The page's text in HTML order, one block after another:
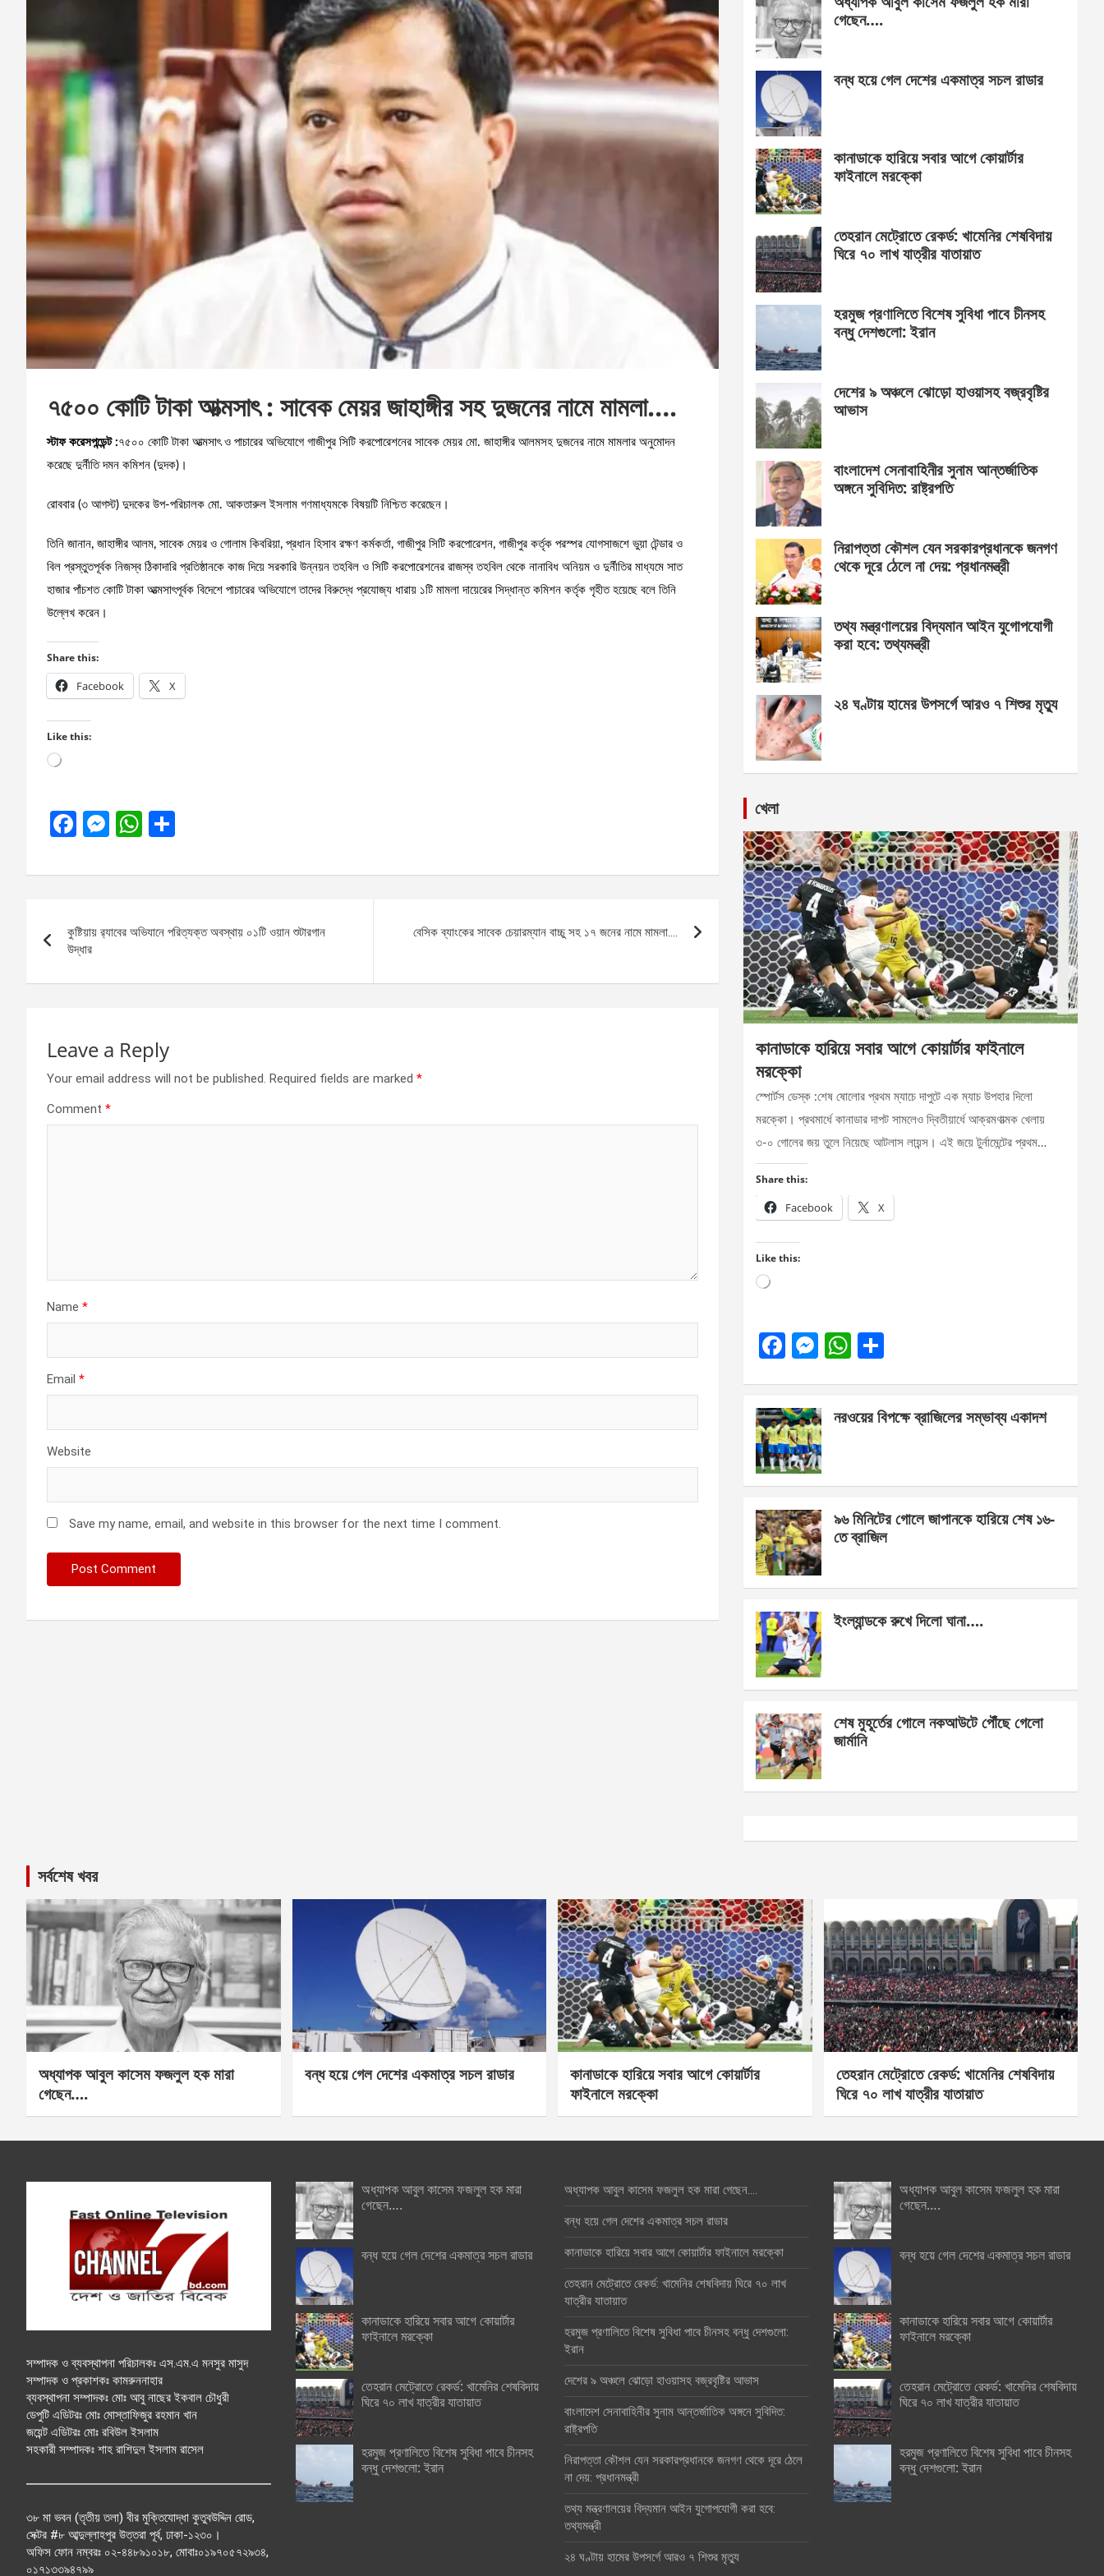
৭৫০০ কোটি টাকা আত্মসাৎ : সাবেক মেয়র জাহাঙ্গীর সহ দুজনের নামে মামলা….
স্টাফ করেসপন্ডেন্ট :৭৫০০ কোটি টাকা আত্মসাৎ ও পাচারের অভিযোগে গাজীপুর সিটি করপোরেশনের সাবেক মেয়র মো. জাহাঙ্গীর আলমসহ দুজনের নামে মামলার অনুমোদন
করেছে দুর্নীতি দমন কমিশন (দুদক)।
রোববার (৩ আগস্ট) দুদকের উপ-পরিচালক মো. আকতারুল ইসলাম গণমাধ্যমকে বিষয়টি নিশ্চিত করেছেন।
তিনি জানান, জাহাঙ্গীর আলম, সাবেক মেয়র ও গোলাম কিবরিয়া, প্রধান হিসাব রক্ষণ কর্মকর্তা, গাজীপুর সিটি করপোরেশন, গাজীপুর কর্তৃক পরস্পর যোগসাজশে ভুয়া টেন্ডার ও
বিল প্রস্তুতপূর্বক নিজস্ব ঠিকাদারি প্রতিষ্ঠানকে কাজ দিয়ে সরকারি উন্নয়ন তহবিল ও সিটি করপোরেশনের রাজস্ব তহবিল থেকে নানাবিধ অনিয়ম ও দুর্নীতির মাধ্যমে সাত
হাজার পাঁচশত কোটি টাকা আত্মসাৎপূর্বক বিদেশে পাচারের অভিযোগে তাদের বিরুদ্ধে প্রযোজ্য ধারায় ১টি মামলা দায়েরের সিদ্ধান্ত কমিশন কর্তৃক গৃহীত হয়েছে বলে তিনি
উল্লেখ করেন।
Share this:
Facebook X
Like this:
Loading…
F
ce
o
o
k
M
se
g
W
at
A
p
ar
navigation
কুষ্টিয়ায় র‌্যাবের অভিযানে পরিত্যক্ত অবস্থায় ০১টি ওয়ান শুটারগান
উদ্ধার
বেসিক ব্যাংকের সাবেক চেয়ারম্যান বাচ্চু সহ ১৭ জনের নামে মামলা….
Leave a Reply
Your email address will not be published. Required fields are marked *
Comment *
Name *
Email *
Website
Save my name, email, and website in this browser for the next time I comment.
গেছেন….
বন্ধ হয়ে গেল দেশের একমাত্র সচল রাডার
কানাডাকে হারিয়ে সবার আগে কোয়ার্টার
ফাইনালে মরক্কো
তেহরান মেট্রোতে রেকর্ড: খামেনির শেষবিদায়
ঘিরে ৭০ লাখ যাত্রীর যাতায়াত
হরমুজ প্রণালিতে বিশেষ সুবিধা পাবে চীনসহ
বন্ধু দেশগুলো: ইরান
দেশের ৯ অঞ্চলে ঝোড়ো হাওয়াসহ বজ্রবৃষ্টির
আভাস
বাংলাদেশ সেনাবাহিনীর সুনাম আন্তর্জাতিক
অঙ্গনে সুবিদিত: রাষ্ট্রপতি
নিরাপত্তা কৌশল যেন সরকারপ্রধানকে জনগণ
থেকে দূরে ঠেলে না দেয়: প্রধানমন্ত্রী
তথ্য মন্ত্রণালয়ের বিদ্যমান আইন যুগোপযোগী
করা হবে: তথ্যমন্ত্রী
২৪ ঘণ্টায় হামের উপসর্গে আরও ৭ শিশুর মৃত্যু
খেলা
কানাডাকে হারিয়ে সবার আগে কোয়ার্টার ফাইনালে
মরক্কো
স্পোর্টস ডেস্ক :শেষ ষোলোর প্রথম ম্যাচে দাপুটে এক ম্যাচ উপহার দিলো
মরক্কো। প্রথমার্ধে কানাডার দাপট সামলেও দ্বিতীয়ার্ধে আক্রমণাত্মক খেলায়
৩-০ গোলের জয় তুলে নিয়েছে আটলাস লায়ন্স। এই জয়ে টুর্নামেন্টের প্রথম…
Share this:
Facebook X
Like this:
Loading…
F
b
o
o
k
M
n
g
er
W
s
p
e
নরওয়ের বিপক্ষে ব্রাজিলের সম্ভাব্য একাদশ
৯৬ মিনিটের গোলে জাপানকে হারিয়ে শেষ ১৬-
তে ব্রাজিল
ইংল্যান্ডকে রুখে দিলো ঘানা….
শেষ মুহূর্তের গোলে নকআউটে পৌঁছে গেলো
জার্মানি
সর্বশেষ খবর
অধ্যাপক আবুল কাসেম ফজলুল হক মারা
গেছেন….
বন্ধ হয়ে গেল দেশের একমাত্র সচল রাডার
কানাডাকে হারিয়ে সবার আগে কোয়ার্টার
ফাইনালে মরক্কো
তেহরান মেট্রোতে রেকর্ড: খামেনির শেষবিদায়
ঘিরে ৭০ লাখ যাত্রীর যাতায়াত
সম্পাদক ও ব্যবস্থাপনা পরিচালকঃ এস.এম.এ মনসুর মাসুদ
সম্পাদক ও প্রকাশকঃ কামরুননাহার
ব্যবস্থাপনা সম্পাদকঃ মোঃ আবু নাছের ইকবাল চৌধুরী
ডেপুটি এডিটরঃ মোঃ মোস্তাফিজুর রহমান খান
জয়েন্ট এডিটরঃ মোঃ রবিউল ইসলাম
সহকারী সম্পাদকঃ শাহ রাশিদুল ইসলাম রাসেল
৩৮ মা ভবন (তৃতীয় তলা) বীর মুক্তিযোদ্ধা কুতুবউদ্দিন রোড,
সেক্টর #৮ আব্দুল্লাহপুর উত্তরা পূর্ব, ঢাকা-১২৩০।
অফিস ফোন নম্বরঃ ০২-৪৪৮৯১০১৮, মোবাঃ০১৯৭০৫৭২৯৩৪,
০১৭১৩৩৯৪৭৯৯
অধ্যাপক আবুল কাসেম ফজলুল হক মারা
গেছেন….
বন্ধ হয়ে গেল দেশের একমাত্র সচল রাডার
কানাডাকে হারিয়ে সবার আগে কোয়ার্টার
ফাইনালে মরক্কো
তেহরান মেট্রোতে রেকর্ড: খামেনির শেষবিদায়
ঘিরে ৭০ লাখ যাত্রীর যাতায়াত
হরমুজ প্রণালিতে বিশেষ সুবিধা পাবে চীনসহ
বন্ধু দেশগুলো: ইরান
অধ্যাপক আবুল কাসেম ফজলুল হক মারা গেছেন….
বন্ধ হয়ে গেল দেশের একমাত্র সচল রাডার
কানাডাকে হারিয়ে সবার আগে কোয়ার্টার ফাইনালে মরক্কো
তেহরান মেট্রোতে রেকর্ড: খামেনির শেষবিদায় ঘিরে ৭০ লাখ
যাত্রীর যাতায়াত
হরমুজ প্রণালিতে বিশেষ সুবিধা পাবে চীনসহ বন্ধু দেশগুলো:
ইরান
দেশের ৯ অঞ্চলে ঝোড়ো হাওয়াসহ বজ্রবৃষ্টির আভাস
বাংলাদেশ সেনাবাহিনীর সুনাম আন্তর্জাতিক অঙ্গনে সুবিদিত:
রাষ্ট্রপতি
নিরাপত্তা কৌশল যেন সরকারপ্রধানকে জনগণ থেকে দূরে ঠেলে
না দেয়: প্রধানমন্ত্রী
তথ্য মন্ত্রণালয়ের বিদ্যমান আইন যুগোপযোগী করা হবে:
তথ্যমন্ত্রী
২৪ ঘণ্টায় হামের উপসর্গে আরও ৭ শিশুর মৃত্যু
অধ্যাপক আবুল কাসেম ফজলুল হক মারা
গেছেন….
বন্ধ হয়ে গেল দেশের একমাত্র সচল রাডার
কানাডাকে হারিয়ে সবার আগে কোয়ার্টার
ফাইনালে মরক্কো
তেহরান মেট্রোতে রেকর্ড: খামেনির শেষবিদায়
ঘিরে ৭০ লাখ যাত্রীর যাতায়াত
হরমুজ প্রণালিতে বিশেষ সুবিধা পাবে চীনসহ
বন্ধু দেশগুলো: ইরান